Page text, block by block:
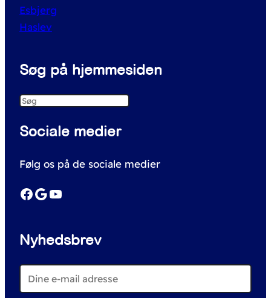
Esbjerg
Haslev
Søg på hjemmesiden
S
a
c
h
Sociale medier
Følg os på de sociale medier
Facebook Google YouTube
Nyhedsbrev